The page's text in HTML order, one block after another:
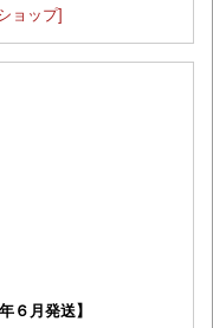
ョップ]
６月発送】